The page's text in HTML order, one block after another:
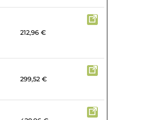
212,96 €
299,52 €